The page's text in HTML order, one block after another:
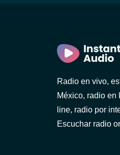
Radio en vivo,
México, radio en
line, radio por
Escuchar radio